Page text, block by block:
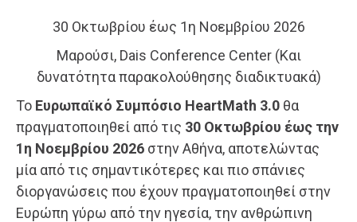
30 Οκτωβρίου έως 1η Νοεμβρίου 2026
Μαρούσι, Dais Conference Center (Και
δυνατότητα παρακολούθησης διαδικτυακά)
Το Ευρωπαϊκό Συμπόσιο HeartMath 3.0 θα
πραγματοποιηθεί από τις 30 Οκτωβρίου έως την
1η Νοεμβρίου 2026 στην Αθήνα, αποτελώντας
μία από τις σημαντικότερες και πιο σπάνιες
διοργανώσεις που έχουν πραγματοποιηθεί στην
Ευρώπη γύρω από την ηγεσία, την ανθρώπινη